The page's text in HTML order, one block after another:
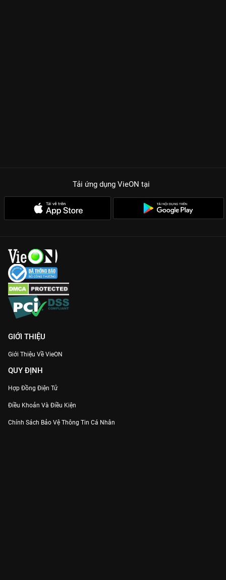
Tải ứng dụng VieON tại
GIỚI THIỆU
Giới Thiệu Về VieON
QUY ĐỊNH
Hợp Đồng Điện Tử
Điều Khoản Và Điều Kiện
Chính Sách Bảo Vệ Thông Tin Cá Nhân